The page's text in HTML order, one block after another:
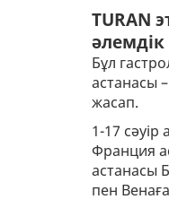
TURAN
әлемдік
Бұл
астанасы
жасап.
1-17
Франция
астанасы
пен